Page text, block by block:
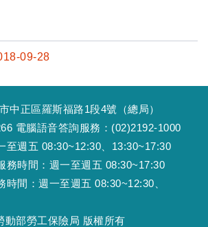
09-28
中正區羅斯福路1段4號（總局）
電腦語音答詢服務：(02)2192-1000
至週五 08:30~12:30、13:30~17:30
務時間：週一至週五 08:30~17:30
時間：週一至週五 08:30~12:30、
部勞工保險局 版權所有